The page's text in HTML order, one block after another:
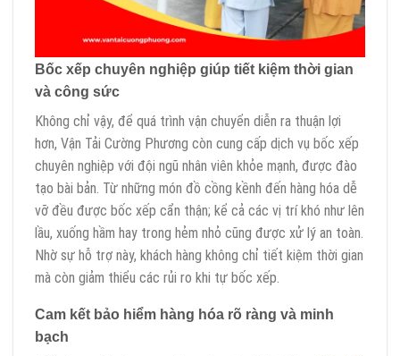
Bốc xếp chuyên nghiệp giúp tiết kiệm thời gian
và công sức
Không chỉ vậy, để quá trình vận chuyển diễn ra thuận lợi
hơn, Vận Tải Cường Phương còn cung cấp dịch vụ bốc xếp
chuyên nghiệp với đội ngũ nhân viên khỏe mạnh, được đào
tạo bài bản. Từ những món đồ cồng kềnh đến hàng hóa dễ
vỡ đều được bốc xếp cẩn thận; kể cả các vị trí khó như lên
lầu, xuống hầm hay trong hẻm nhỏ cũng được xử lý an toàn.
Nhờ sự hỗ trợ này, khách hàng không chỉ tiết kiệm thời gian
mà còn giảm thiểu các rủi ro khi tự bốc xếp.
Cam kết bảo hiểm hàng hóa rõ ràng và minh
bạch